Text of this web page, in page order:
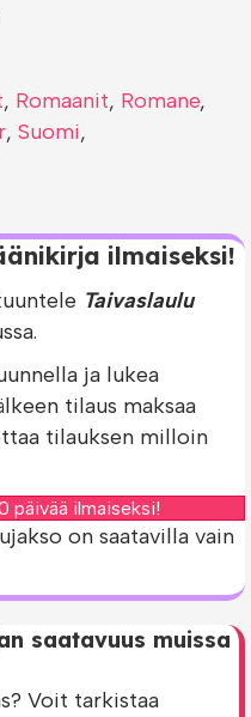
ilmaiseksi!
Taivaslaulu
ja lukea
tilaus maksaa
tilauksen milloin
päivää ilmaiseksi!
on saatavilla vain
, Romaanit, Romane,
, Suomi,
saatavuus muissa
Voit tarkistaa